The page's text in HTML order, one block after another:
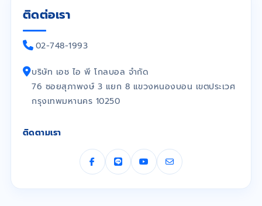
ติดต่อเรา
02-748-1993
บริษัท เอช ไอ พี โกลบอล จำกัด
76 ซอยสุภาพงษ์ 3 แยก 8 แขวงหนองบอน เขตประเวศ
กรุงเทพมหานคร 10250
ติดตามเรา